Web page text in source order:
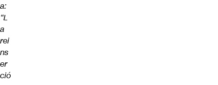
a:
“L
a
rei
ns
er
ció